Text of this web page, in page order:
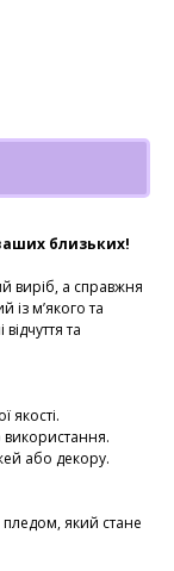
близьких!
виріб, а справжня
із м’якого та
та
якості.
або декору.
який стане